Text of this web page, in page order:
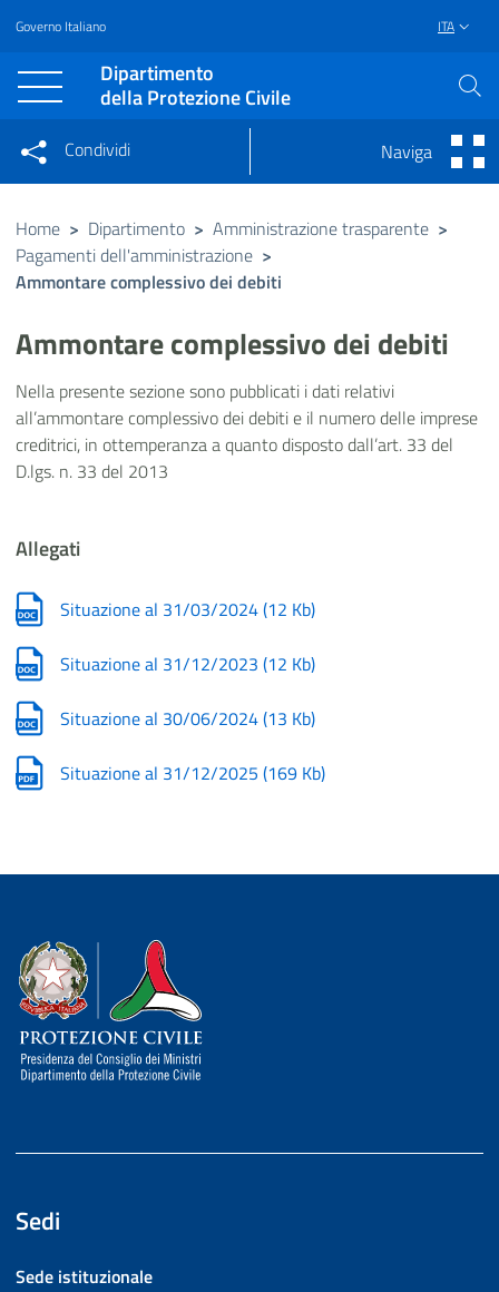
Vai al contenuto principale
Raggiungi il piè di pagina
Governo Italiano ITA
Dipartimento
della Protezione Civile
Condividi su Facebook
Condividi su Twitter
Condividi su LinkedIn
Condividi
Condividi sui social network
Naviga
Home > Dipartimento > Amministrazione trasparente >
Pagamenti dell'amministrazione >
Ammontare complessivo dei debiti
Ammontare complessivo dei debiti
Nella presente sezione sono pubblicati i dati relativi
all’ammontare complessivo dei debiti e il numero delle imprese
creditrici, in ottemperanza a quanto disposto dall’art. 33 del
D.lgs. n. 33 del 2013
Allegati
Situazione al 31/03/2024(12 Kb)
Situazione al 31/12/2023 (12 Kb)
Situazione al 30/06/2024(13 Kb)
Situazione al 31/12/2025 (169 Kb)
Dipartimento della Protezione Civile
Sedi
Sede istituzionale